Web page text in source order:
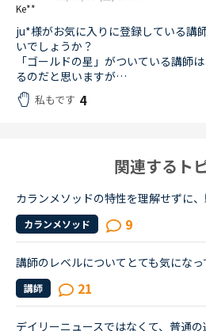
Ke**
ju*様がお気に入りに登録している講
いでしょうか？
「ゴールドの星」がついている講師
るのだと思いますが…
私もです 4
関連するト
カランメソッド 9
講師 21